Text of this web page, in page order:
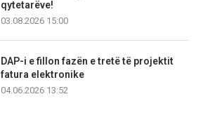
qytetarëve!
03.08.2026 15:00
DAP-i e fillon fazën e tretë të projektit
fatura elektronike
04.06.2026 13:52